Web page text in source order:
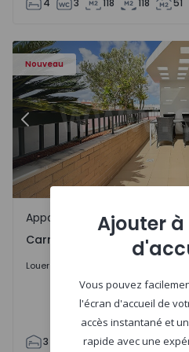
4 3 118 118 51
Nouveau
Précédent
Carnaxide e Queijas, Lisboa
Appartement
Carnaxide e Queijas, Lisboa
Louer
3 100 194 2
Ajouter
Vous pouvez
l'écran d'accueil de
accès instantané et
rapide avec une